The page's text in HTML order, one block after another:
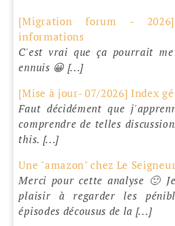
[Migration forum -
informations
C'est vrai que ça pourrait
ennuis 😀 [...]
[Mise à jour- 07/2026] Index
Faut décidément que
comprendre de telles
this. [...]
Une "amazon" chez Le
Merci pour cette analyse 🙂
plaisir à regarder les
épisodes décousus de la [...]